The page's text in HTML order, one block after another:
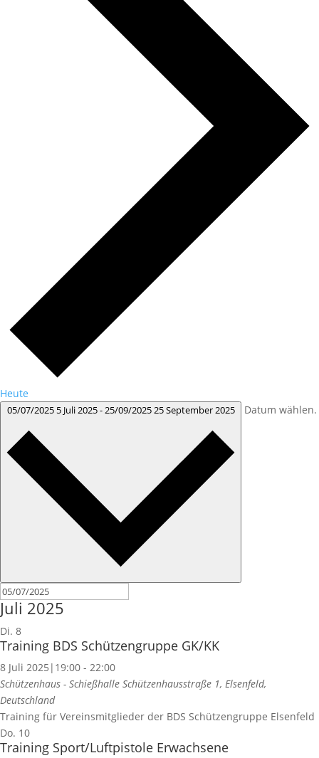
Heute
05/07/2025 5 Juli 2025-25/09/202525 September 2025 Datum wählen.
Juli 2025
Di. 8
Training BDS Schützengruppe GK/KK
8 Juli 2025|19:00 - 22:00
Schützenhaus - Schießhalle Schützenhausstraße 1, Elsenfeld,
Deutschland
Training für Vereinsmitglieder der BDS Schützengruppe Elsenfeld
Do. 10
Training Sport/Luftpistole Erwachsene